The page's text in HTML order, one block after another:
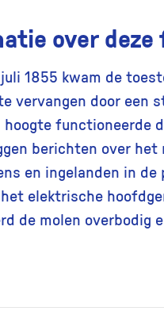
over deze
juli 1855 kwam de
vervangen door een
functioneerde
berichten over het
en ingelanden in de
elektrische
de molen overbodig